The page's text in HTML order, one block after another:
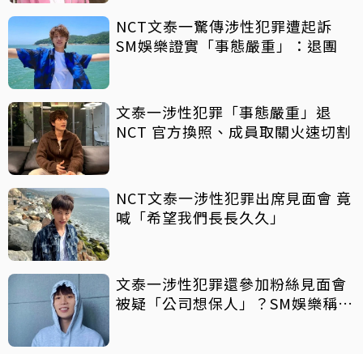
NCT文泰一驚傳涉性犯罪遭起訴
SM娛樂證實「事態嚴重」：退團
文泰一涉性犯罪「事態嚴重」退
NCT 官方換照、成員取關火速切割
NCT文泰一涉性犯罪出席見面會 竟
喊「希望我們長長久久」
文泰一涉性犯罪還參加粉絲見面會
被疑「公司想保人」？SM娛樂稱8